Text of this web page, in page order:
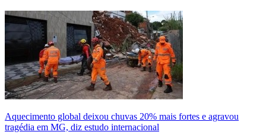
Aquecimento global deixou chuvas 20% mais fortes e agravou
tragédia em MG, diz estudo internacional